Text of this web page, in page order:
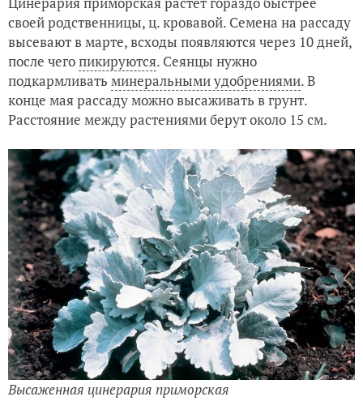
своей родственницы, ц. кровавой. Семена на рассаду
высевают в марте, всходы появляются через 10 дней,
после чегопикируются. Сеянцы нужно
подкармливать минеральными удобрениями. В
конце мая рассаду можно высаживать в грунт.
Расстояние между растениями берут около 15 см.
Высаженная цинерария приморская